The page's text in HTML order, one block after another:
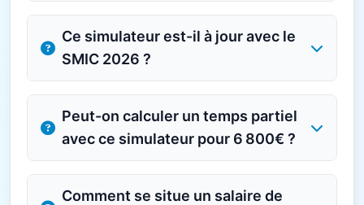
Ce simulateur est-il à jour avec le
SMIC 2026 ?
Peut-on calculer un temps partiel
avec ce simulateur pour 6 800€ ?
Comment se situe un salaire de